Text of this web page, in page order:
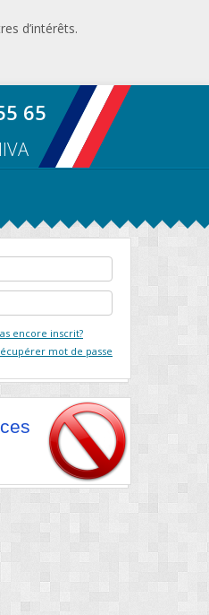
d’intérêts.
65
encore inscrit?
mot de passe